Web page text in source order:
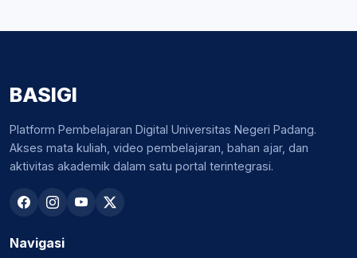
BASIGI
Platform Pembelajaran Digital Universitas Negeri Padang.
Akses mata kuliah, video pembelajaran, bahan ajar, dan
aktivitas akademik dalam satu portal terintegrasi.
Navigasi